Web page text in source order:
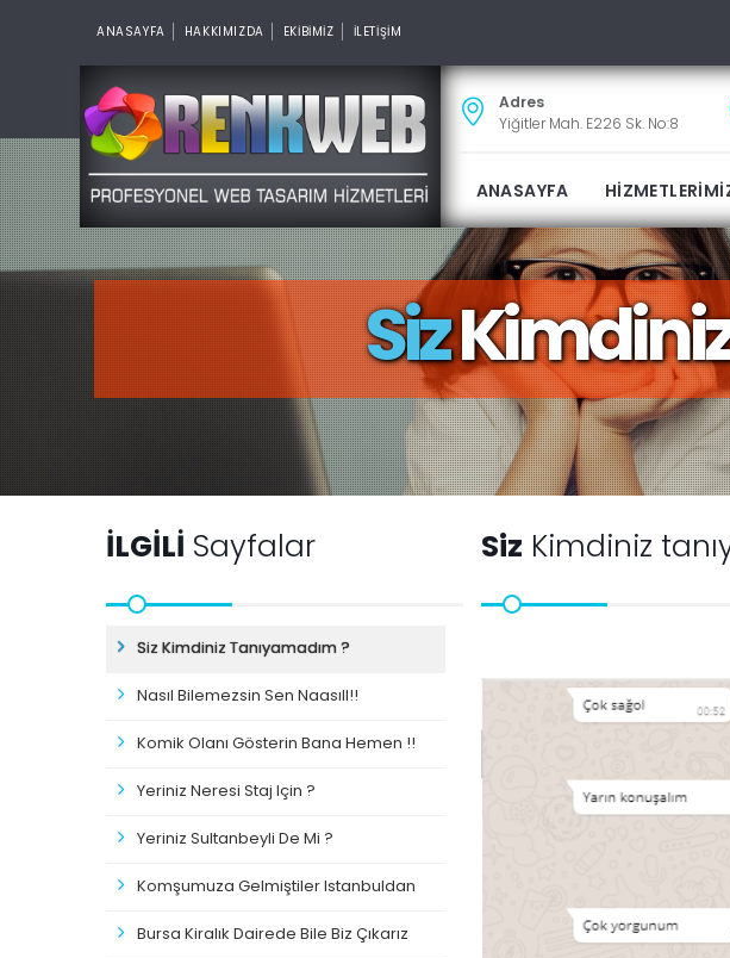
ANASAYFA HAKKIMIZDA EKİBİMİZ İLETİŞİM
Adres
Yiğitler Mah. E226 Sk. No:8
ANASAYFA
Siz
İLGİLİ Sayfalar
Siz Kimdiniz Tanıyamadım ?
Nasıl Bilemezsin Sen Naasıll!!
Komik Olanı Gösterin Bana Hemen !!
Yeriniz Neresi Staj Için ?
Yeriniz Sultanbeyli De Mi ?
Komşumuza Gelmiştiler Istanbuldan
Bursa Kiralık Dairede Bile Biz Çıkarız
Siz Kimdiniz